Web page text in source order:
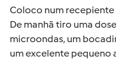
Coloco num
De manhã tiro uma
microondas, um
um excelente pequeno